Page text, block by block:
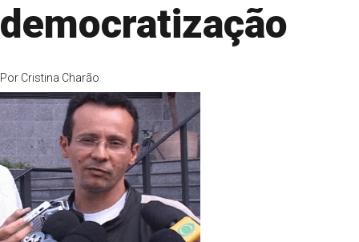
democratização
Por Cristina Charão